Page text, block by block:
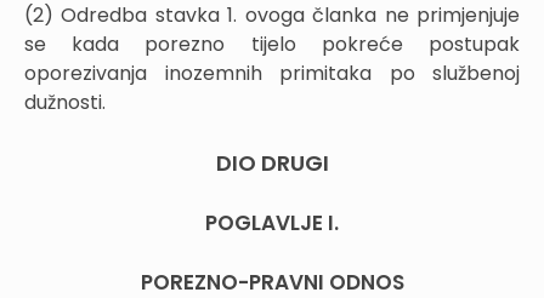
(2) Odredba stavka 1. ovoga članka ne primjenjuje
se kada porezno tijelo pokreće postupak
oporezivanja inozemnih primitaka po službenoj
dužnosti.
DIO DRUGI
POGLAVLJE I.
POREZNO-PRAVNI ODNOS